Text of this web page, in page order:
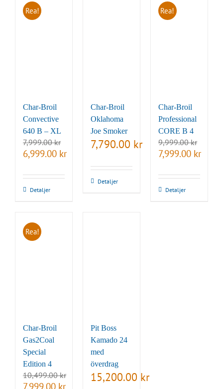
Rea!
Char-Broil
Convective
640 B – XL
7,999.00kr
Det
ursprungliga
var:
7,999.00 kr.
6,999.00 krDet
Detaljer
Char-Broil
Oklahoma
Joe Smoker
7,790.00 kr
Detaljer
Rea!
Char-Broil
Professional
CORE B 4
9,999.00kr
Det
ursprungliga
var:
9,999.00 kr.
7,999.00 krDet
Detaljer
Rea!
Char-Broil
Gas2Coal
Special
Edition 4
10,499.00kr
Det
7,999.00 krDet
Pit Boss
Kamado 24
med
överdrag
15,200.00 kr